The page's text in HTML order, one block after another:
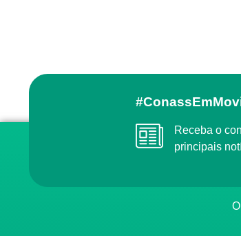
Receba o conteúdo semanal do Conass com as
principais